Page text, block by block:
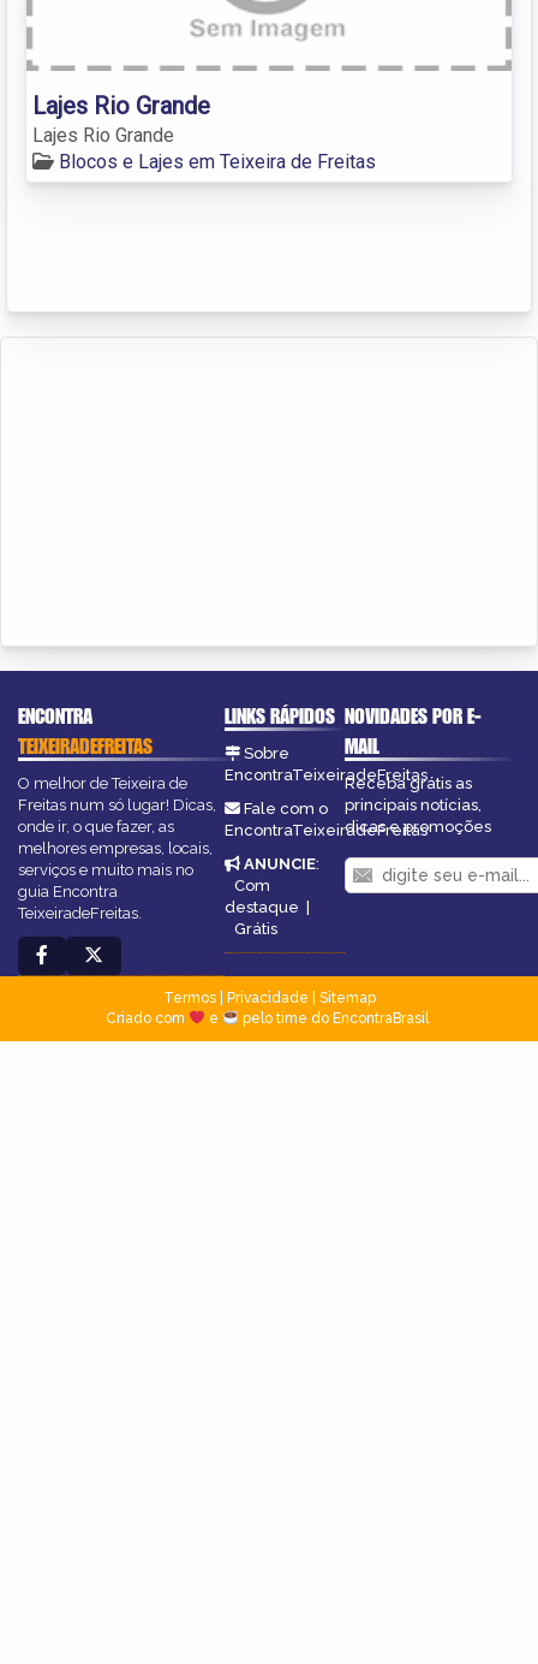
Lajes Rio Grande
Lajes Rio Grande
Blocos e Lajes em Teixeira de Freitas
ENCONTRA
TEIXEIRADEFREITAS
O melhor de Teixeira de
Freitas num só lugar! Dicas,
onde ir, o que fazer, as
melhores empresas, locais,
serviços e muito mais no
guia Encontra
TeixeiradeFreitas.
LINKS RÁPIDOS
Sobre
EncontraTeixeiradeFreitas
Fale com o
EncontraTeixeiradeFreitas
ANUNCIE:
Com
destaque |
Grátis
NOVIDADES POR E-
MAIL
Receba grátis as
principais notícias,
dicas e promoções
Termos| Privacidade
Sitemap
Criado com
e pelo time do EncontraBrasil